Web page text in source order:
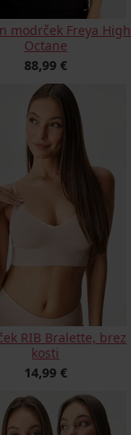
modrček Freya High
Octane
88,99 €
RIB Bralette, brez
kosti
14,99 €